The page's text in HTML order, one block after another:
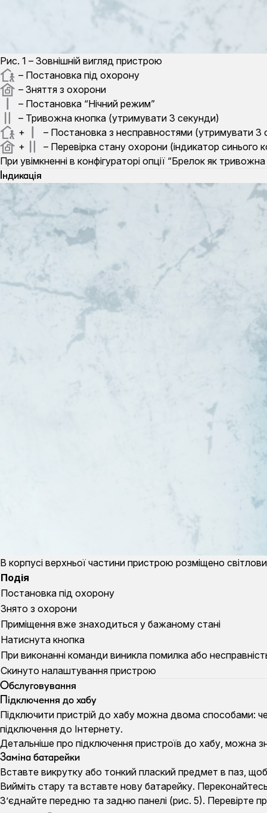
Рис. 1 – Зовнішній вигляд пристрою
– Постановка під охорону
– Зняття з охорони
– Постановка “Нічний режим”
– Тривожна кнопка (утримувати 3 секунди)
+
– Постановка з несправностями (утримувати 3
+
– Перевірка стану охорони (індикатор
При увімкненні в конфігураторі опції “Брелок як
Індикація
В корпусі верхньої частини пристрою розміщено
Подія
Постановка під охорону
Знято з охорони
Приміщення вже знаходиться у бажаному стані
Натиснута кнопка
При виконанні команди виникла помилка або
Скинуто налаштування пристрою
Обслуговування
Підключення до хабу
Підключити пристрій до хабу можна двома способами:
підключення до Інтернету.
Детальніше про підключення пристроїв до хабу, можна
Заміна батарейки
Вставте викрутку або тонкий плаский предмет в паз,
Вийміть стару та вставте нову батарейку.
З’єднайте передню та задню панелі (рис. 5). Перевірте